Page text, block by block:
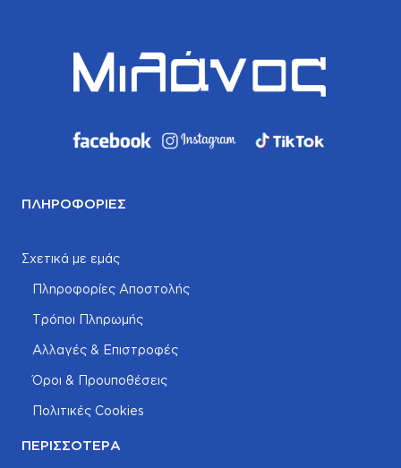
ΠΛΗΡΟΦΟΡΊΕΣ
Σχετικά με εμάς
Πληροφορίες Αποστολής
Τρόποι Πληρωμής
Αλλαγές & Επιστροφές
Όροι & Προυποθέσεις
Πολιτικές Cookies
ΠΕΡΙΣΣΌΤΕΡΑ